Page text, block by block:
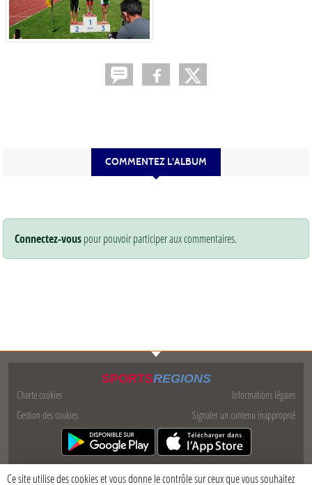
COMMENTEZ L'ALBUM
Connectez-vouspour pouvoir participer aux commentaires.
SPORTSREGIONS
Charte cookies
Gestion des cookies
Informations légales
Signaler un contenu inapproprié
Ce site utilise des cookies et vous donne le contrôle sur ceux que vous souhaitez